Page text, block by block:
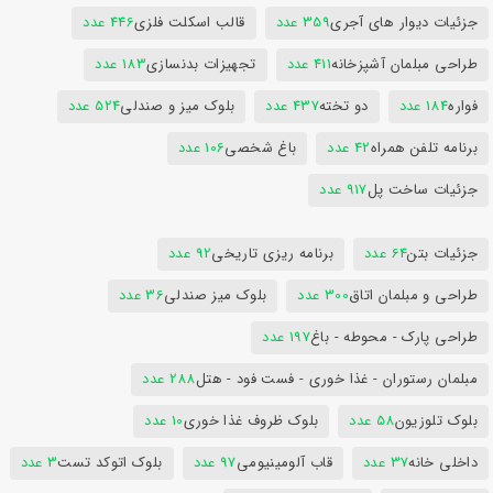
جزئیات دیوار های آجری359 عدد قالب اسکلت فلزی446 عدد
طراحی مبلمان آشپزخانه411 عدد تجهیزات بدنسازی183 عدد
فواره184 عدد دو تخته437 عدد بلوک میز و صندلی524 عدد
برنامه تلفن همراه42 عدد باغ شخصی106 عدد
جزئیات ساخت پل917 عدد
جزئیات بتن64 عدد برنامه ریزی تاریخی92 عدد
طراحی و مبلمان اتاق300 عدد بلوک میز صندلی36 عدد
طراحی پارک - محوطه - باغ197 عدد
مبلمان رستوران - غذا خوری - فست فود - هتل288 عدد
بلوک تلوزیون58 عدد بلوک ظروف غذا خوری10 عدد
داخلی خانه37 عدد قاب آلومینیومی97 عدد بلوک اتوکد تست3 عدد